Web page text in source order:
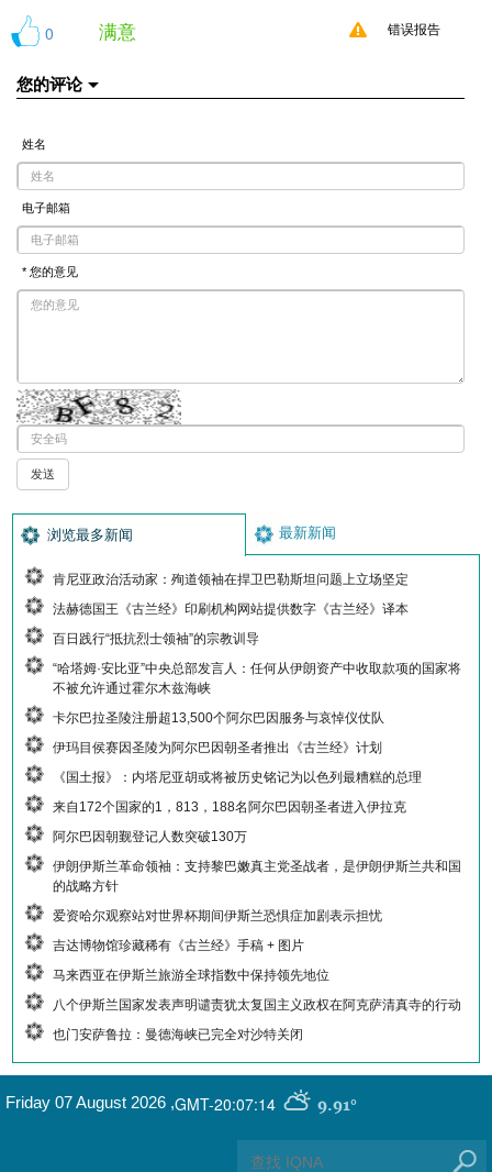
0 满意 错误报告
您的评论
姓名
电子邮箱
* 您的意见
浏览最多新闻 最新新闻
肯尼亚政治活动家：殉道领袖在捍卫巴勒斯坦问题上立场坚定
法赫德国王《古兰经》印刷机构网站提供数字《古兰经》译本
百日践行“抵抗烈士领袖”的宗教训导
“哈塔姆·安比亚”中央总部发言人：任何从伊朗资产中收取款项的国家将
不被允许通过霍尔木兹海峡
卡尔巴拉圣陵注册超13,500个阿尔巴因服务与哀悼仪仗队
伊玛目侯赛因圣陵为阿尔巴因朝圣者推出《古兰经》计划
《国土报》：内塔尼亚胡或将被历史铭记为以色列最糟糕的总理
来自172个国家的1，813，188名阿尔巴因朝圣者进入伊拉克
阿尔巴因朝觐登记人数突破130万
伊朗伊斯兰革命领袖：支持黎巴嫩真主党圣战者，是伊朗伊斯兰共和国
的战略方针
爱资哈尔观察站对世界杯期间伊斯兰恐惧症加剧表示担忧
吉达博物馆珍藏稀有《古兰经》手稿 + 图片
马来西亚在伊斯兰旅游全球指数中保持领先地位
八个伊斯兰国家发表声明谴责犹太复国主义政权在阿克萨清真寺的行动
也门安萨鲁拉：曼德海峡已完全对沙特关闭
GMT-20:07:14 9.91°
Friday 07 August 2026 ,